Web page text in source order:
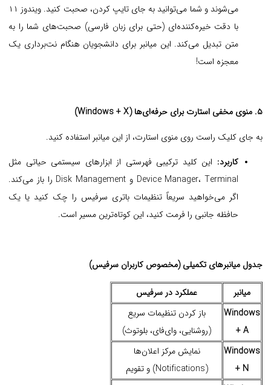
می‌شوند و شما می‌توانید به جای تایپ کردن، صحبت کنید. ویندوز ۱۱
با دقت خیره‌کننده‌ای (حتی برای زبان فارسی) صحبت‌های شما را به
متن تبدیل می‌کند. این میانبر برای دانشجویان هنگام نت‌برداری یک
معجزه است!
۵. منوی مخفی استارت برای حرفه‌ای‌ها (Windows + X)
به جای کلیک راست روی منوی استارت، از این میانبر استفاده کنید.
کاربرد: این کلید ترکیبی فهرستی از ابزارهای سیستمی حیاتی مثل
Device Manager، Terminal و Disk Management را باز می‌کند.
اگر می‌خواهید سریعاً تنظیمات باتری سرفیس را چک کنید یا یک
حافظه جانبی را فرمت کنید، این کوتاه‌ترین مسیر است.
جدول میانبرهای تکمیلی (مخصوص کاربران سرفیس)
میانبر
عملکرد در سرفیس
Windows
+ A
باز کردن تنظیمات سریع
(روشنایی، وای‌فای، بلوتوث)
Windows
+ N
نمایش مرکز اعلان‌ها
(Notifications) و تقویم